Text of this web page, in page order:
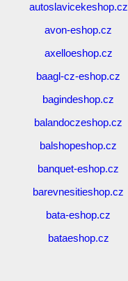
autoslavicekeshop.cz
avon-eshop.cz
axelloeshop.cz
baagl-cz-eshop.cz
bagindeshop.cz
balandoczeshop.cz
balshopeshop.cz
banquet-eshop.cz
barevnesitieshop.cz
bata-eshop.cz
bataeshop.cz